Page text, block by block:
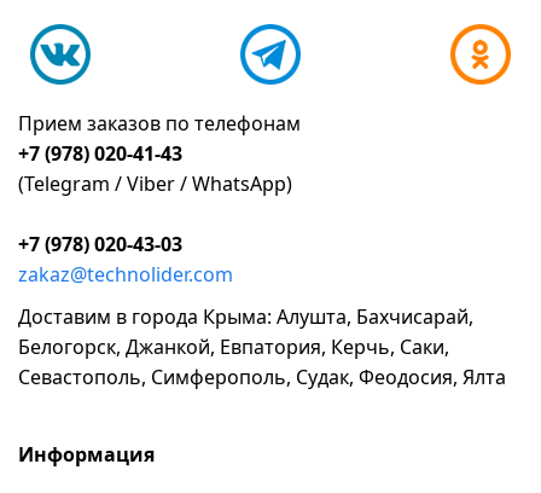
Прием заказов по телефонам
+7 (978) 020-41-43
(Telegram / Viber / WhatsApp)
+7 (978) 020-43-03
zakaz@technolider.com
Доставим в города Крыма: Алушта, Бахчисарай,
Белогорск, Джанкой, Евпатория, Керчь, Саки,
Севастополь, Симферополь, Судак, Феодосия, Ялта
Информация